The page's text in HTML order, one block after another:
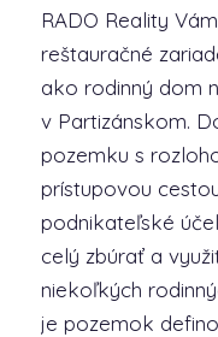
RADO Reality
reštauračné
ako rodinný dom
v Partizánskom.
pozemku s
prístupovou
podnikateľské
celý zbúrať a
niekoľkých
je pozemok